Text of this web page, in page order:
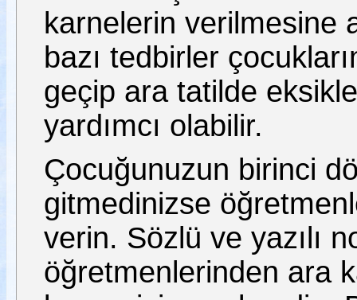
karnelerin verilmesine
bazı tedbirler
geçip ara tatilde
yardımcı olabilir.
Çocuğunuzun birinci
gitmedinizse
verin. Sözlü ve yazılı
öğretmenlerinden ara